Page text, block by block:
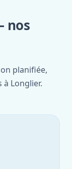
nos
planifiée,
Longlier.